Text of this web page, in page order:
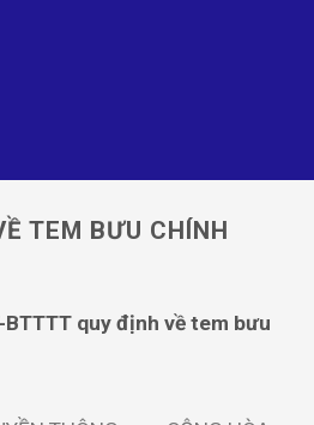
TEM BƯU CHÍNH
quy định về tem bưu